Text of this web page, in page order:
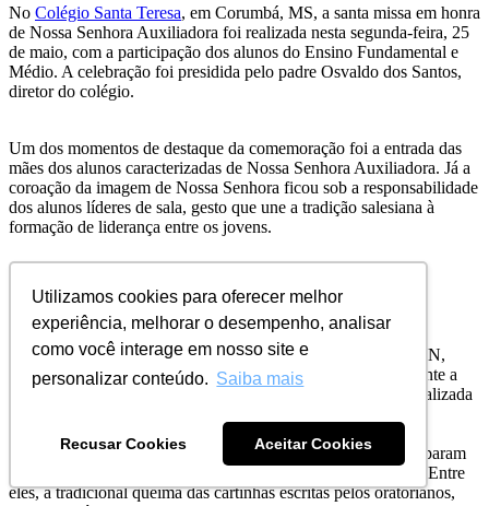
Utilizamos cookies para oferecer melhor
experiência, melhorar o desempenho, analisar
como você interage em nosso site e
personalizar conteúdo. Saiba mais
Recusar Cookies Aceitar Cookies
No Colégio Santa Teresa, em Corumbá, MS, a santa missa em honra
de Nossa Senhora Auxiliadora foi realizada nesta segunda-feira, 25
de maio, com a participação dos alunos do Ensino Fundamental e
Médio. A celebração foi presidida pelo padre Osvaldo dos Santos,
diretor do colégio.
Um dos momentos de destaque da comemoração foi a entrada das
mães dos alunos caracterizadas de Nossa Senhora Auxiliadora. Já a
coroação da imagem de Nossa Senhora ficou sob a responsabilidade
dos alunos líderes de sala, gesto que une a tradição salesiana à
formação de liderança entre os jovens.
Centro Educacional Dom Bosco - Gramoré
Centro Educacional Dom Boscode Gramoré, em Natal, RN,
viveu um dia marcado pela fé, emoção e espiritualidade durante a
missa mensal em memória de Nossa Senhora Auxiliadora, realizada
Educandos, educadores, colaboradores e comunidade participaram
de momentos profundamente marcantes de devoção e união. Entre
eles, a tradicional queima das cartinhas escritas pelos oratorianos,